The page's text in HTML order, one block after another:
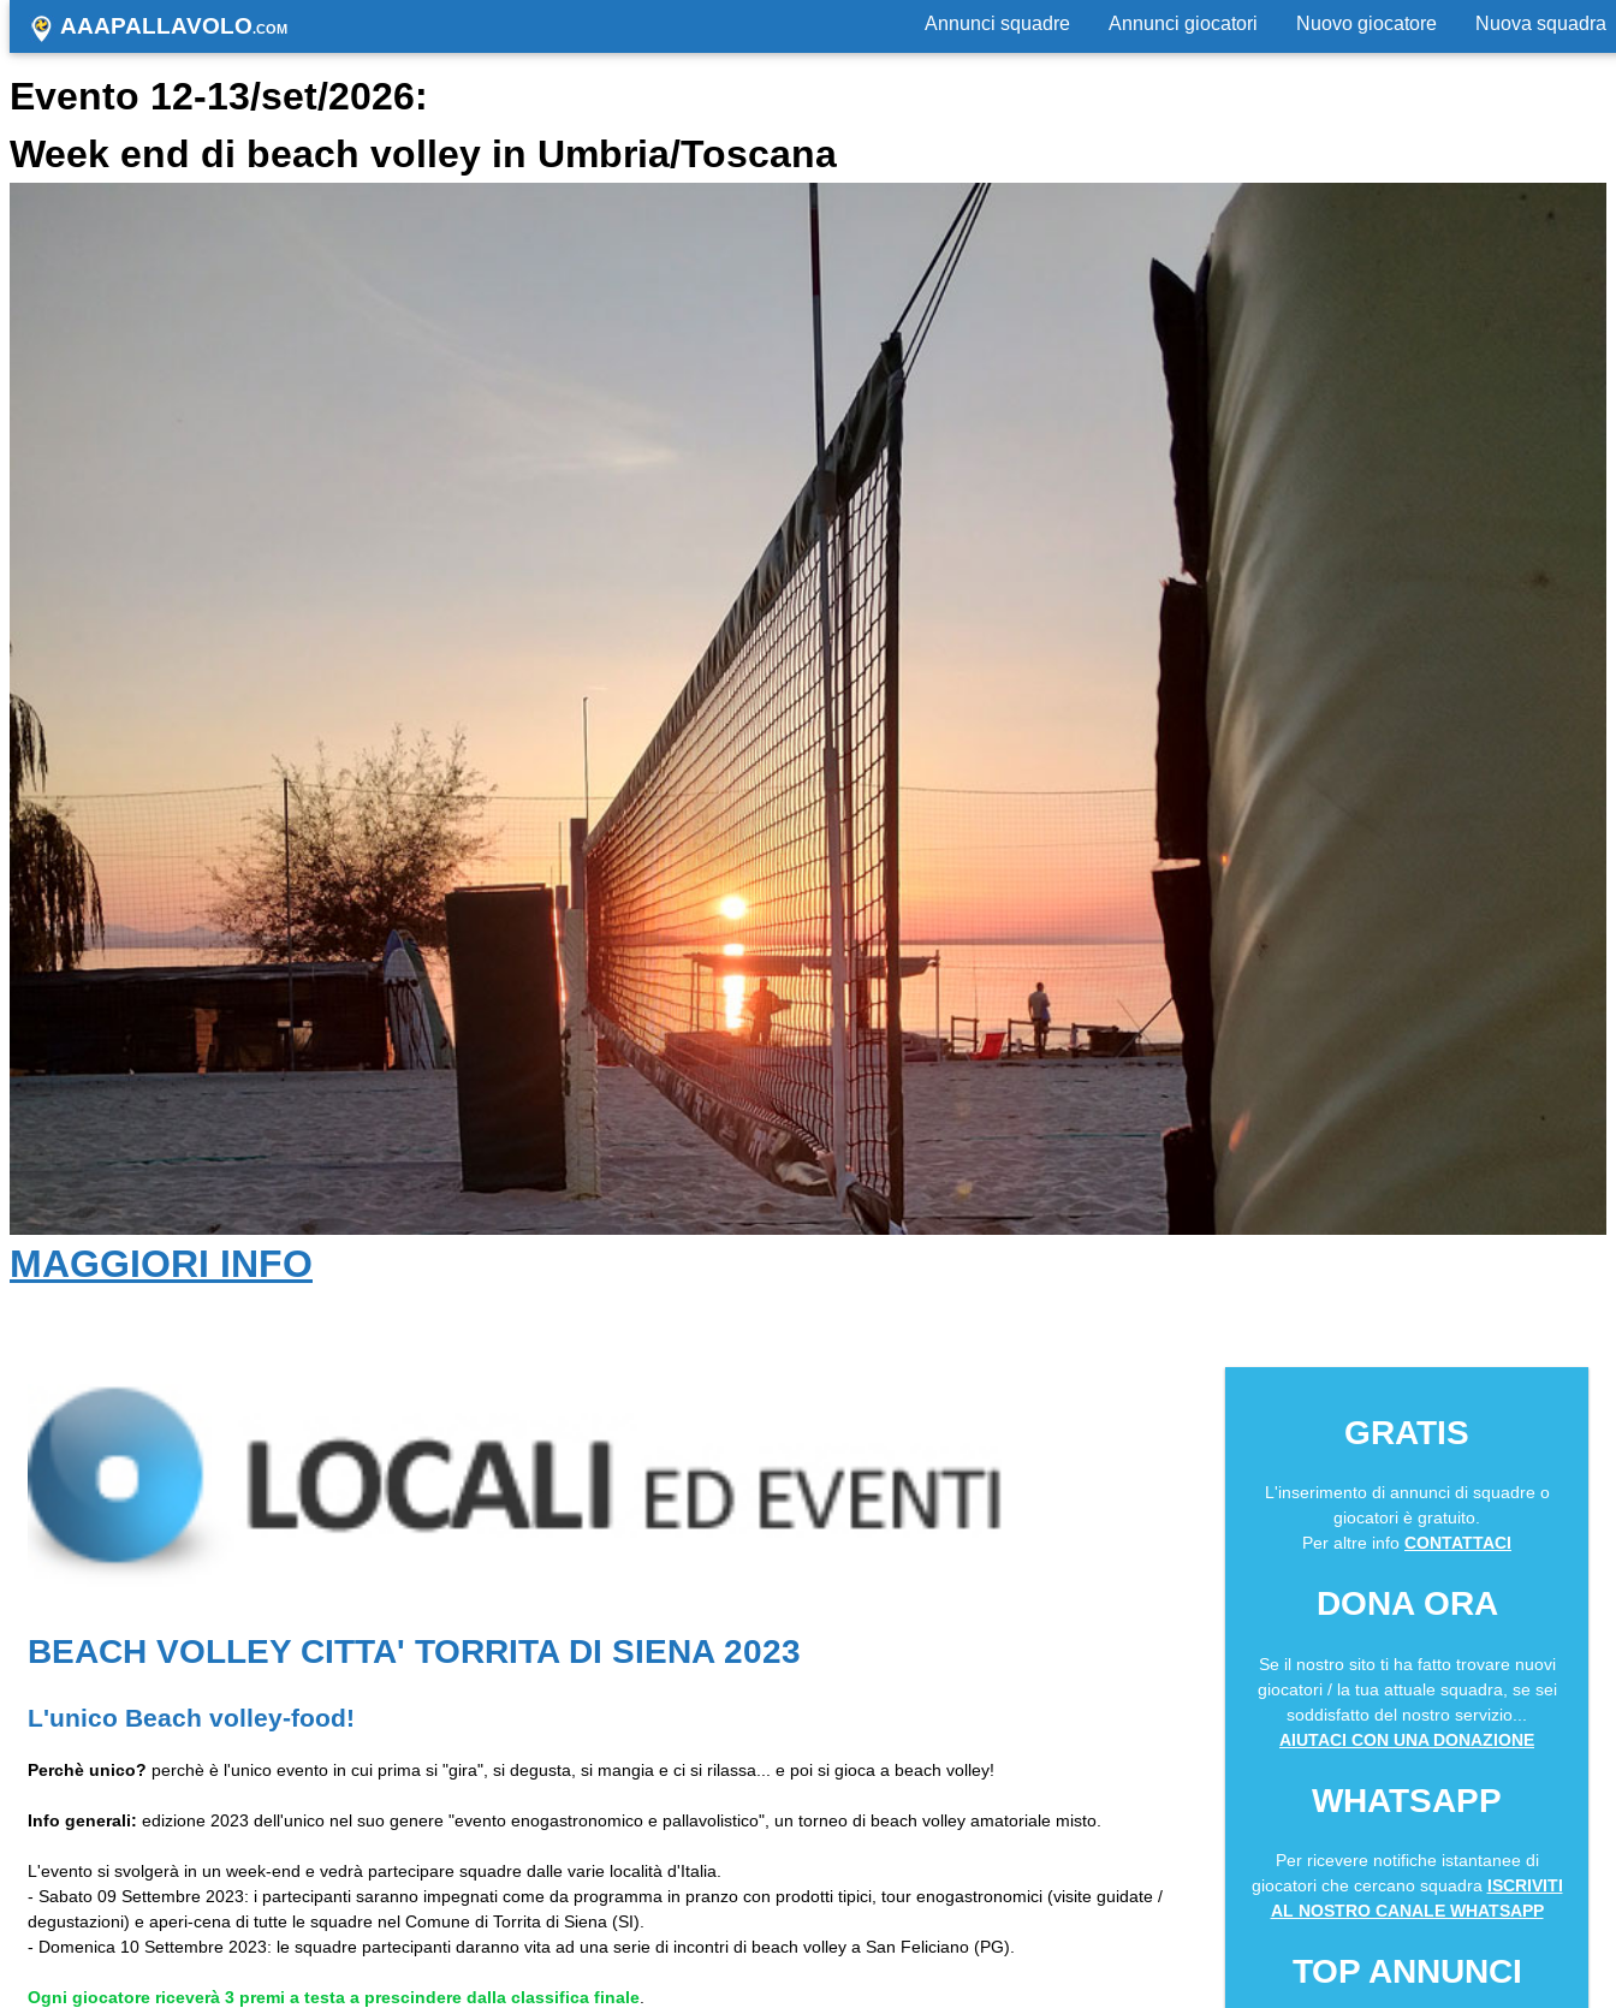
AAAPALLAVOLO.COM Annunci squadre Annunci giocatori Nuovo giocatore Nuova squadra
Evento 12-13/set/2026:
Week end di beach volley in Umbria/Toscana
MAGGIORI INFO
BEACH VOLLEY CITTA' TORRITA DI SIENA 2023
L'unico Beach volley-food!
Perchè unico? perchè è l'unico evento in cui prima si "gira", si degusta, si mangia e ci si rilassa... e poi si gioca a beach volley!
Info generali: edizione 2023 dell'unico nel suo genere "evento enogastronomico e pallavolistico", un torneo di beach volley amatoriale misto.
L'evento si svolgerà in un week-end e vedrà partecipare squadre dalle varie località d'Italia.
- Sabato 09 Settembre 2023: i partecipanti saranno impegnati come da programma in pranzo con prodotti tipici, tour enogastronomici (visite guidate /
degustazioni) e aperi-cena di tutte le squadre nel Comune di Torrita di Siena (SI).
- Domenica 10 Settembre 2023: le squadre partecipanti daranno vita ad una serie di incontri di beach volley a San Feliciano (PG).
Ogni giocatore riceverà 3 premi a testa a prescindere dalla classifica finale
GRATIS
L'inserimento di annunci di squadre o
giocatori è gratuito.
Per altre info CONTATTACI
DONA ORA
Se il nostro sito ti ha fatto trovare nuovi
giocatori / la tua attuale squadra, se sei
soddisfatto del nostro servizio...
AIUTACI CON UNA DONAZIONE
WHATSAPP
Per ricevere notifiche istantanee di
giocatori che cercano squadra ISCRIVITI
AL NOSTRO CANALE WHATSAPP
TOP ANNUNCI